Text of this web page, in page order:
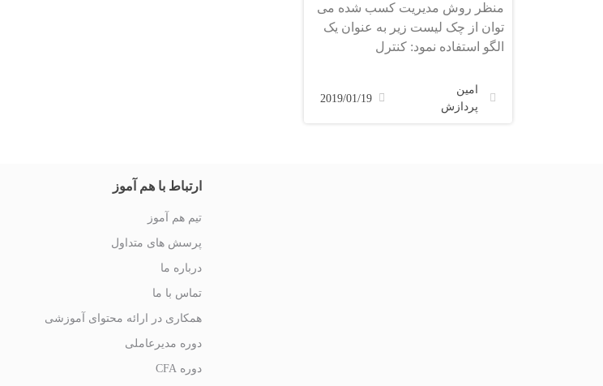
منظر روش مدیریت کسب شده می
توان از چک لیست زیر به عنوان یک
الگو استفاده نمود: کنترل
امین
پردازش
2019/01/19
ارتباط با هم آموز
تیم هم آموز
پرسش های متداول
درباره ما
تماس با ما
همکاری در ارائه محتوای آموزشی
دوره مدیرعاملی
دوره CFA